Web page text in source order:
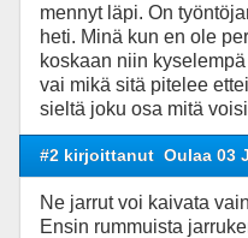
mennyt läpi. On
heti. Minä kun en ole
koskaan niin
vai mikä sitä pitelee
sieltä joku osa mitä
#2 kirjoittanut Oulaa 03
Ne jarrut voi kaivata
Ensin rummuista